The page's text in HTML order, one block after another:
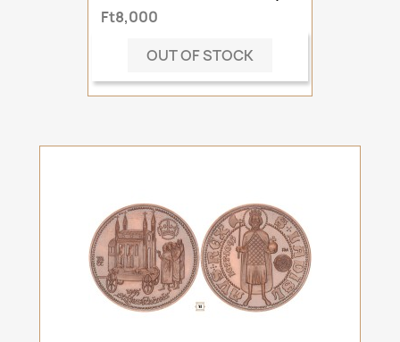
Ft8,000
OUT OF STOCK